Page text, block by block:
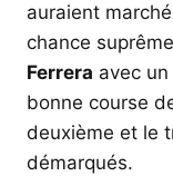
auraient
chance
Ferrera avec un
bonne course
deuxième et le
démarqués.